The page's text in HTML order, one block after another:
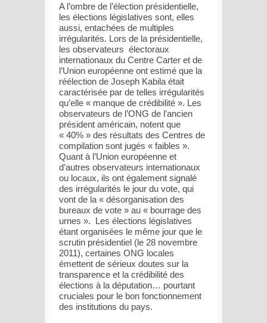
A l’ombre de l’élection présidentielle,
les élections législatives sont, elles
aussi, entachées de multiples
irrégularités. Lors de la présidentielle,
les observateurs électoraux
internationaux du Centre Carter et de
l’Union européenne ont estimé que la
réélection de Joseph Kabila était
caractérisée par de telles irrégularités
qu’elle « manque de crédibilité ». Les
observateurs de l’ONG de l’ancien
président américain, notent que
« 40% » des résultats des Centres de
compilation sont jugés « faibles ».
Quant à l’Union européenne et
d’autres observateurs internationaux
ou locaux, ils ont également signalé
des irrégularités le jour du vote, qui
vont de la « désorganisation des
bureaux de vote » au « bourrage des
urnes ». Les élections législatives
étant organisées le même jour que le
scrutin présidentiel (le 28 novembre
2011), certaines ONG locales
émettent de sérieux doutes sur la
transparence et la crédibilité des
élections à la députation… pourtant
cruciales pour le bon fonctionnement
des institutions du pays.